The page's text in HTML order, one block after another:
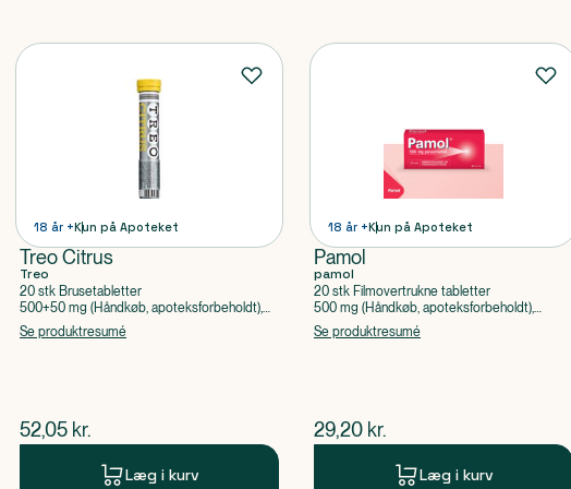
18 år +Kun på Apoteket
Treo Citrus
Treo
20 stk Brusetabletter
500+50 mg (Håndkøb, apoteksforbeholdt),
Acetylsalicylsyre, Caffein
Se produktresumé
$nuværende pris
52,05 kr.
Læg i kurv
18 år +Kun på Apoteket
Pamol
pamol
20 stk Filmovertrukne tabletter
500 mg (Håndkøb, apoteksforbeholdt),
Paracetamol
Se produktresumé
$nuværende pris
29,20 kr.
Læg i kurv